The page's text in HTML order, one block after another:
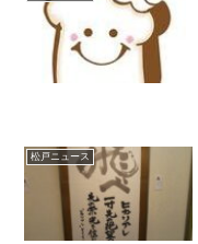
松戸ニュース